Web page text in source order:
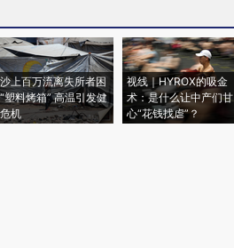
上百万流离失所者困
塑料烤箱” 高温引发健
机
视线｜HYROX的吸金
术：是什么让中产们甘
心“花钱找虐”？